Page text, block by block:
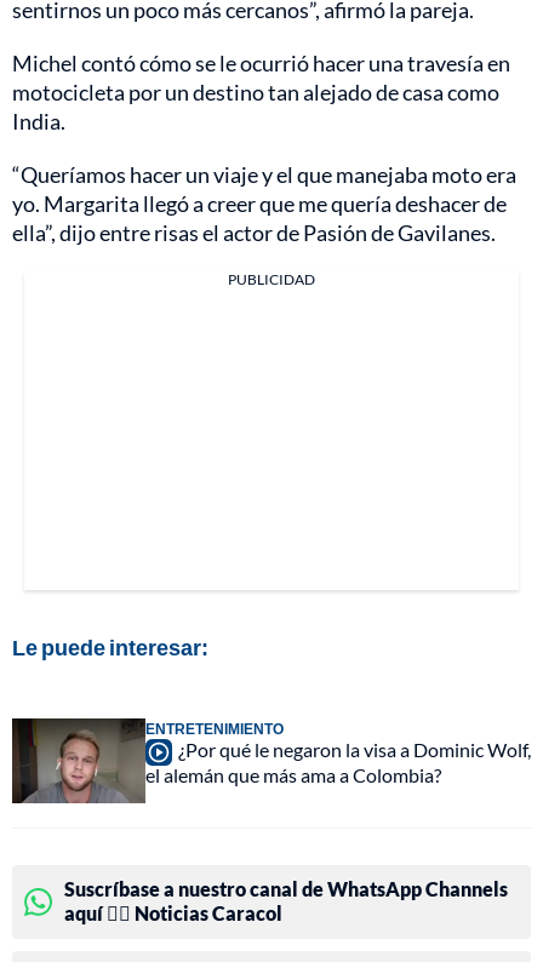
sentirnos un poco más cercanos”, afirmó la pareja.
Michel contó cómo se le ocurrió hacer una travesía en
motocicleta por un destino tan alejado de casa como
India.
“Queríamos hacer un viaje y el que manejaba moto era
yo. Margarita llegó a creer que me quería deshacer de
ella”, dijo entre risas el actor de Pasión de Gavilanes.
PUBLICIDAD
Le puede interesar:
ENTRETENIMIENTO
¿Por qué le negaron la visa a Dominic Wolf,
el alemán que más ama a Colombia?
Suscríbase a nuestro canal de WhatsApp Channels
aquí 👉🏻 Noticias Caracol